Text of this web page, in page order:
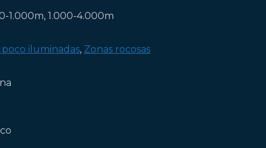
1.000m, 1.000-4.000m
poco iluminadas, Zonas rocosas